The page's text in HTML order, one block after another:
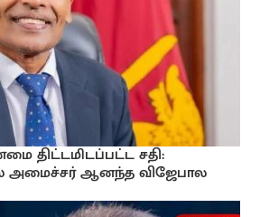
திட்டமிடப்பட்ட சதி:
அமைச்சர் ஆனந்த விஜேபால